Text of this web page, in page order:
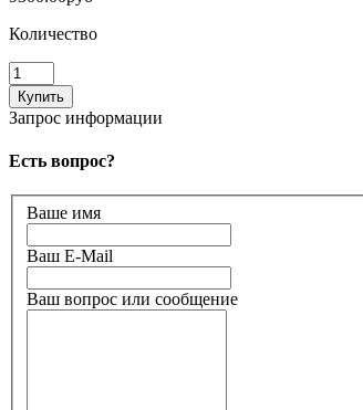
Количество
Запрос информации
Есть вопрос?
Ваше имя
Ваш E-Mail
Ваш вопрос или сообщение